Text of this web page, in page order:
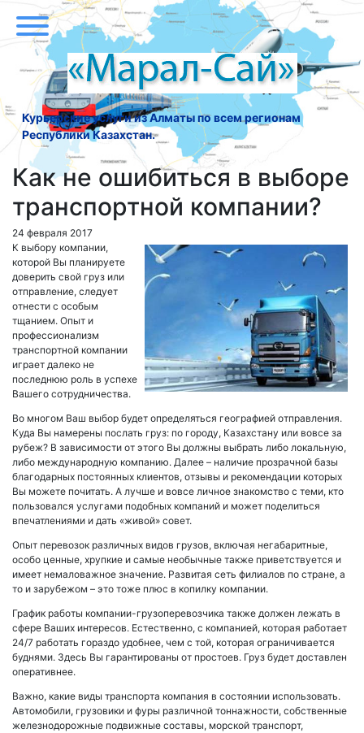
Курьерские услуги из Алматы по всем регионам
Республики Казахстан.
Как не ошибиться в выборе
транспортной компании?
24 февраля 2017
К выбору компании,
которой Вы планируете
доверить свой груз или
отправление, следует
отнести с особым
тщанием. Опыт и
профессионализм
транспортной компании
играет далеко не
последнюю роль в успехе
Вашего сотрудничества.
Во многом Ваш выбор будет определяться географией отправления.
Куда Вы намерены послать груз: по городу, Казахстану или вовсе за
рубеж? В зависимости от этого Вы должны выбрать либо локальную,
либо международную компанию. Далее – наличие прозрачной базы
благодарных постоянных клиентов, отзывы и рекомендации которых
Вы можете почитать. А лучше и вовсе личное знакомство с теми, кто
пользовался услугами подобных компаний и может поделиться
впечатлениями и дать «живой» совет.
Опыт перевозок различных видов грузов, включая негабаритные,
особо ценные, хрупкие и самые необычные также приветствуется и
имеет немаловажное значение. Развитая сеть филиалов по стране, а
то и зарубежом – это тоже плюс в копилку компании.
График работы компании-грузоперевозчика также должен лежать в
сфере Ваших интересов. Естественно, с компанией, которая работает
24/7 работать гораздо удобнее, чем с той, которая ограничивается
буднями. Здесь Вы гарантированы от простоев. Груз будет доставлен
оперативнее.
Важно, какие виды транспорта компания в состоянии использовать.
Автомобили, грузовики и фуры различной тоннажности, собственные
железнодорожные подвижные составы, морской транспорт,